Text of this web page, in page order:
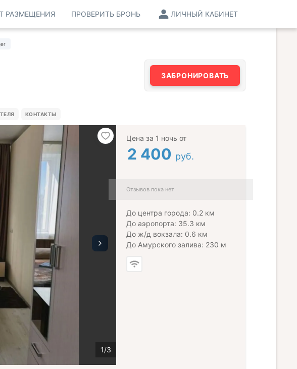
ЛИЧНЫЙ КАБИНЕТ
ПРОВЕРИТЬ БРОНЬ
РАЗМЕЩЕНИЯ
ЗАБРОНИРОВАТЬ
КОНТАКТЫ
Цена за 1 ночь от
2 400 руб.
Отзывов пока нет
До центра города: 0.2 км
До аэропорта: 35.3 км
До ж/д вокзала: 0.6 км
До Амурского залива: 230 м